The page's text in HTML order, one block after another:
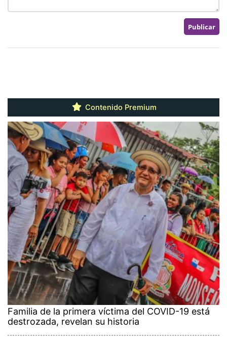
Contenido Premium
Familia de la primera víctima del COVID-19 está
destrozada, revelan su historia